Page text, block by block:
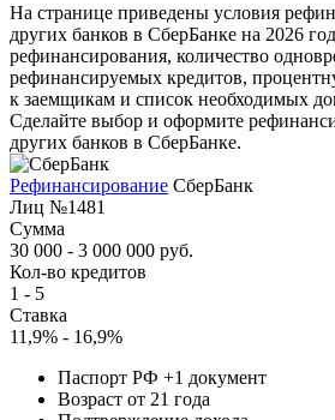
На странице приведены условия
других банков в СберБанке на 2026
рефинансирования, количество
рефинансируемых кредитов,
к заемщикам и список необходимых
Сделайте выбор и оформите
других банков в СберБанке.
Рефинансирование СберБанк
Лиц №1481
Сумма
30 000 - 3 000 000 руб.
Кол-во кредитов
1 - 5
Ставка
11,9% - 16,9%
Паспорт РФ +1 документ
Возраст от 21 года